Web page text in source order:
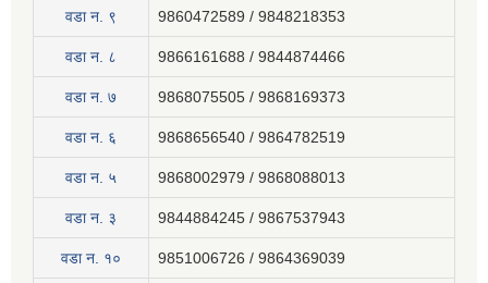
वडा न. ९ 9860472589 / 9848218353
वडा न. ८ 9866161688 / 9844874466
वडा न. ७ 9868075505 / 9868169373
वडा न. ६ 9868656540 / 9864782519
वडा न. ५ 9868002979 / 9868088013
वडा न. ३ 9844884245 / 9867537943
वडा न. १० 9851006726 / 9864369039